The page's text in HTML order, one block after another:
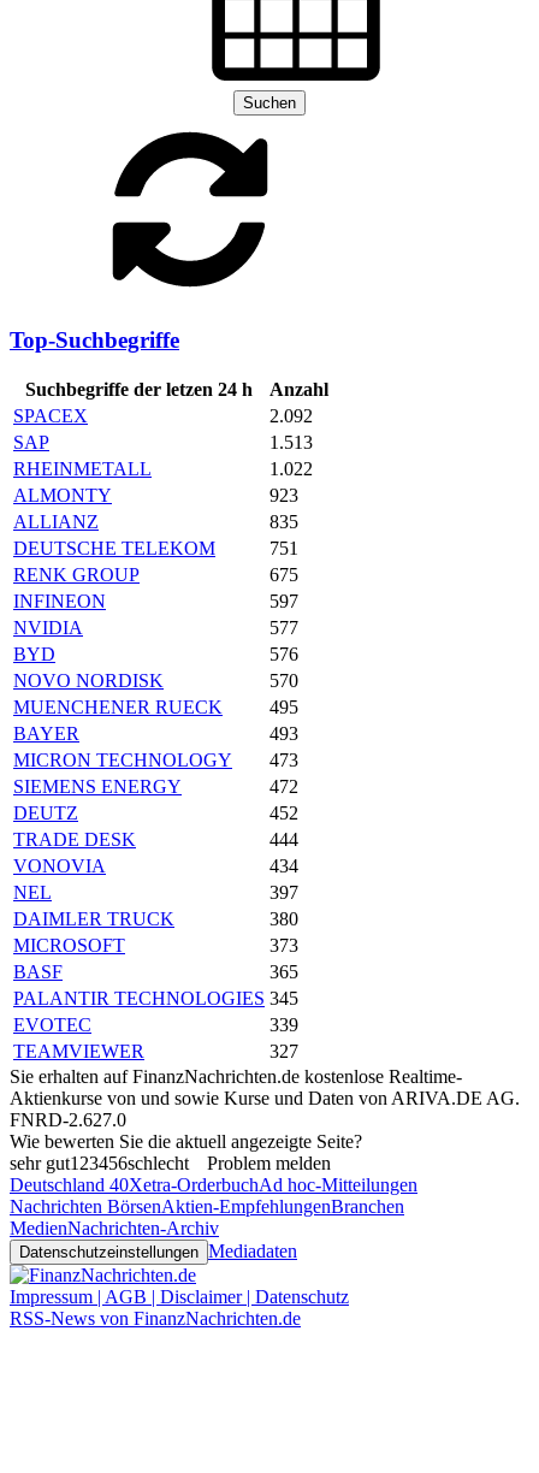
Suchen
Top-Suchbegriffe
Suchbegriffe der letzen 24 h
Anzahl
SPACEX
2.092
SAP
1.513
RHEINMETALL
1.022
ALMONTY
923
ALLIANZ
835
DEUTSCHE TELEKOM
751
RENK GROUP
675
INFINEON
597
NVIDIA
577
BYD
576
NOVO NORDISK
570
MUENCHENER RUECK
495
BAYER
493
MICRON TECHNOLOGY
473
SIEMENS ENERGY
472
DEUTZ
452
TRADE DESK
444
VONOVIA
434
NEL
397
DAIMLER TRUCK
380
MICROSOFT
373
BASF
365
PALANTIR TECHNOLOGIES 345
EVOTEC
339
TEAMVIEWER
327
Sie erhalten auf FinanzNachrichten.de kostenlose Realtime-
Aktienkurse von und sowie Kurse und Daten von ARIVA.DE AG.
FNRD-2.627.0
Wie bewerten Sie die aktuell angezeigte Seite?
sehr gut1 23456schlecht
Problem melden
Deutschland 40Xetra-OrderbuchAd hoc-Mitteilungen
Nachrichten BörsenAktien-EmpfehlungenBranchen
MedienNachrichten-Archiv
Datenschutzeinstellungen Mediadaten
Impressum | AGB | Disclaimer | Datenschutz
RSS-News von FinanzNachrichten.de